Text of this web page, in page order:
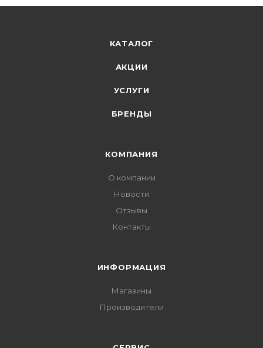
КАТАЛОГ
АКЦИИ
УСЛУГИ
БРЕНДЫ
КОМПАНИЯ
О компании
Новости
Отзывы
Контакты
ИНФОРМАЦИЯ
Магазины
Производители